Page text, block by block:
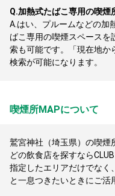
Q.加熱式たばこ専用の喫煙
A. はい、プルームなどの加
ばこ専用の喫煙スペースを
索も可能です。「現在地か
検索が可能になります。
喫煙所MAPについて
鷲宮神社（埼玉県）の喫煙
どの飲食店を探すなら
指定したエリアだけでなく
と一息つきたいときにご活